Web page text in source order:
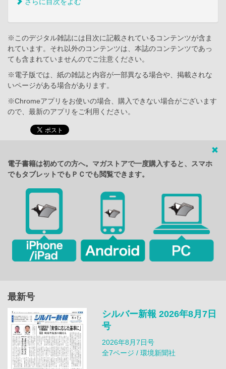
※このデジタル雑誌には目次に記載されているコンテンツが含ま
れています。それ以外のコンテンツは、本誌のコンテンツであっ
ても含まれていませんのでご注意ください。
※電子版では、紙の雑誌と内容が一部異なる場合や、掲載されな
いページがある場合があります。
※Chromeアプリをお使いの場合、購入できない場合がございます
ので、最新のアプリをご利用ください。
電子書籍は初めての方へ。マガストアで一度購入すると、スマホ
でもタブレットでもＰＣでも閲覧できます。
最新号
シルバー新報 2026年8月7日
号
2026年8月7日号
全7ページ / 環境新聞社